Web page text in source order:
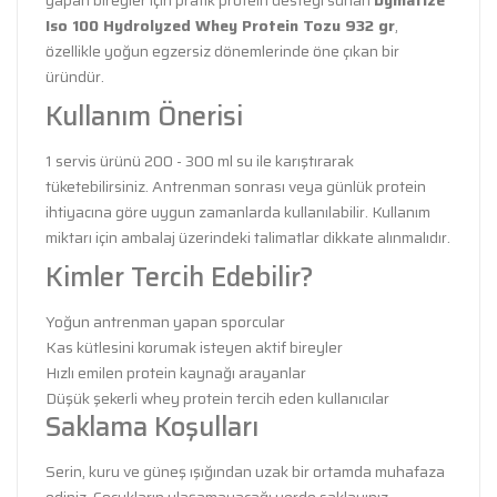
Iso 100 Hydrolyzed Whey Protein Tozu 932 gr,
özellikle yoğun egzersiz dönemlerinde öne çıkan bir
üründür.
Kullanım Önerisi
1 servis ürünü 200 - 300 ml su ile karıştırarak
tüketebilirsiniz. Antrenman sonrası veya günlük protein
ihtiyacına göre uygun zamanlarda kullanılabilir. Kullanım
miktarı için ambalaj üzerindeki talimatlar dikkate alınmalıdır.
Kimler Tercih Edebilir?
Yoğun antrenman yapan sporcular
Kas kütlesini korumak isteyen aktif bireyler
Hızlı emilen protein kaynağı arayanlar
Düşük şekerli whey protein tercih eden kullanıcılar
Saklama Koşulları
Serin, kuru ve güneş ışığından uzak bir ortamda muhafaza